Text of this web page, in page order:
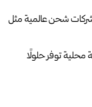
شركات شحن عالمية مثل
محلية توفر حلولًا